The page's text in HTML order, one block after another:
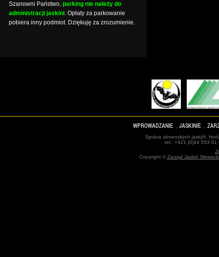
Szanowni Państwo, parking nie należy do
administracji jaskini. Opłaty za parkowanie
pobiera inny podmiot. Dziękuję za zrozumienie.
WPROWADZANIE JASKINIE
Správa slovenských jaskýň,
tel.: +421 (0)44 553
Copyright ©Zarząd Jaskiń